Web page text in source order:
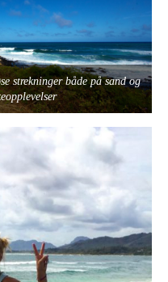
strekninger både på sand og